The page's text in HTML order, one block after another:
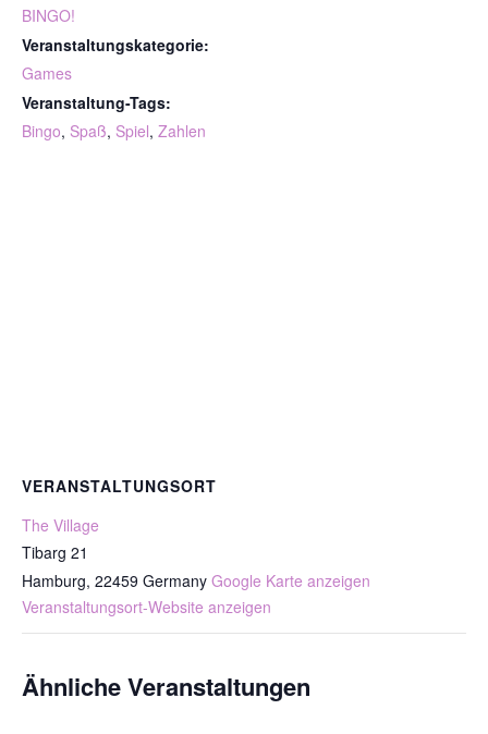
BINGO!
Veranstaltungskategorie:
Games
Veranstaltung-Tags:
Bingo, Spaß, Spiel, Zahlen
VERANSTALTUNGSORT
The Village
Tibarg 21
Hamburg, 22459 Germany Google Karte anzeigen
Veranstaltungsort-Website anzeigen
Ähnliche Veranstaltungen